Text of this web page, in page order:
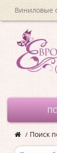
Виниловые
Поиск